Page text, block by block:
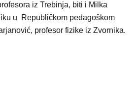
iz Trebinja, biti i Milka
u Republičkom pedagoškom
profesor fizike iz Zvornika.